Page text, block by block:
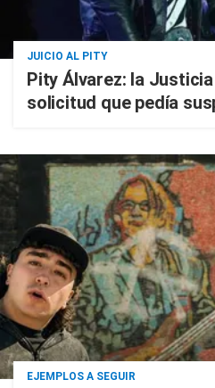
JUICIO AL PITY
Pity Álvarez: la
solicitud que pedía
EJEMPLOS A SEGUIR